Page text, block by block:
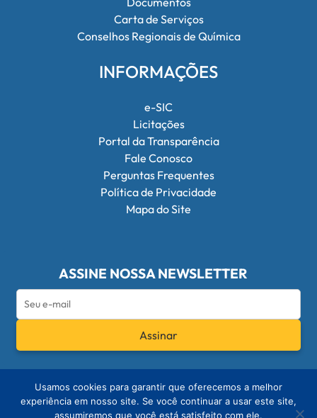
Carta de Serviços
Conselhos Regionais de Química
INFORMAÇÕES
e-SIC
Licitações
Portal da Transparência
Fale Conosco
Perguntas Frequentes
Política de Privacidade
Mapa do Site
ASSINE NOSSA NEWSLETTER
Assinar
Redes Sociais do Conselho Federal de
Usamos cookies para garantir que oferecemos a melhor
experiência em nosso site. Se você continuar a usar este site,
assumiremos que você está satisfeito com ele.